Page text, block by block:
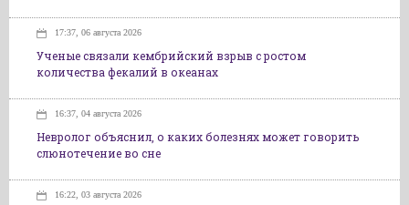
17:37, 06 августа 2026
Ученые связали кембрийский взрыв с ростом
количества фекалий в океанах
16:37, 04 августа 2026
Невролог объяснил, о каких болезнях может говорить
слюнотечение во сне
16:22, 03 августа 2026